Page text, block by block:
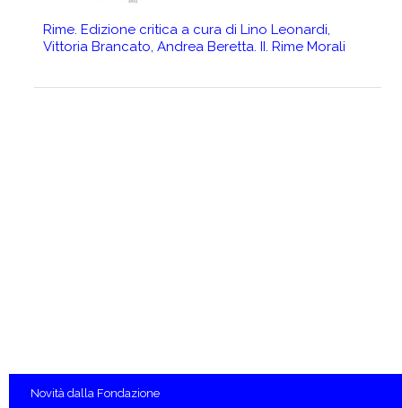
Rime. Edizione critica a cura di Lino Leonardi,
Vittoria Brancato, Andrea Beretta. II. Rime Morali
Novità dalla Fondazione